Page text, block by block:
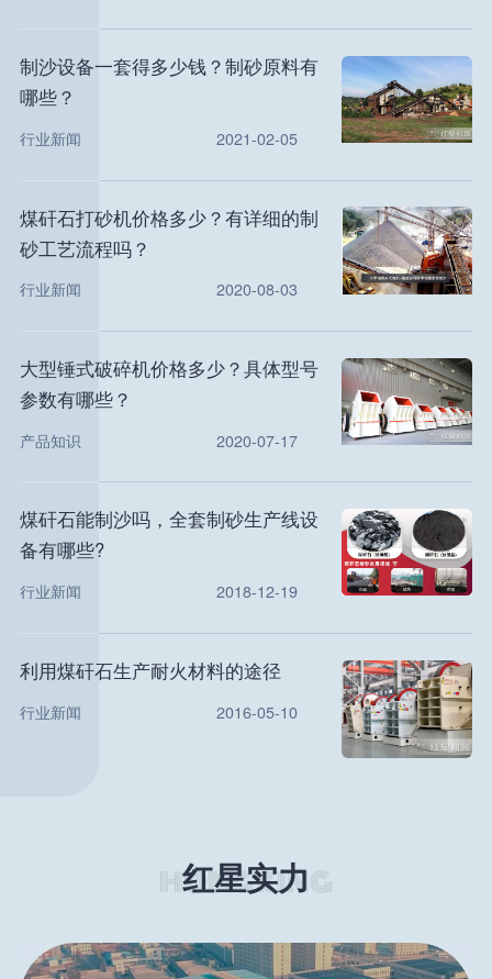
制沙设备一套得多少钱？制砂原料有
哪些？
行业新闻 2021-02-05
煤矸石打砂机价格多少？有详细的制
砂工艺流程吗？
行业新闻 2020-08-03
大型锤式破碎机价格多少？具体型号
参数有哪些？
产品知识 2020-07-17
煤矸石能制沙吗，全套制砂生产线设
备有哪些?
行业新闻 2018-12-19
利用煤矸石生产耐火材料的途径
行业新闻 2016-05-10
红星实力